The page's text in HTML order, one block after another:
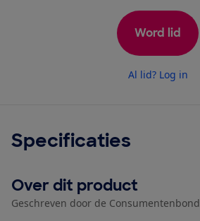
Word lid
Al lid? Log in
Specificaties
Over dit product
Geschreven door de Consumentenbond